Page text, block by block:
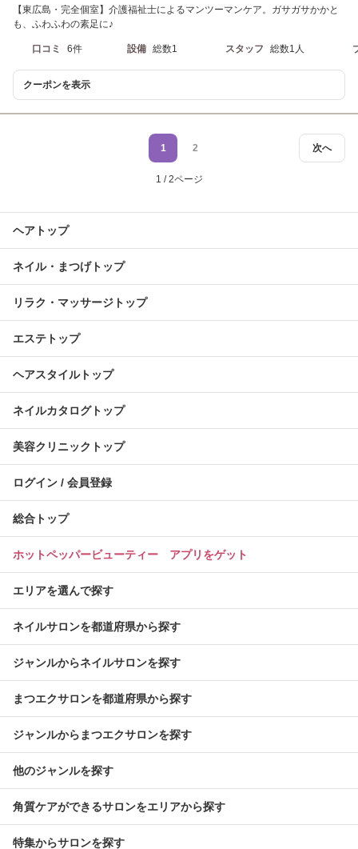
【東広島・完全個室】介護福祉士によるマンツーマンケア。ガサガサかかと
も、ふわふわの素足に♪
口コミ 6件 設備 総数1 スタッフ 総数1人
クーポンを表示
次へ
1 2
1 / 2ページ
ヘアトップ
ネイル・まつげトップ
リラク・マッサージトップ
エステトップ
ヘアスタイルトップ
ネイルカタログトップ
美容クリニックトップ
ログイン / 会員登録
総合トップ
ホットペッパービューティー アプリをゲット
エリアを選んで探す
ネイルサロンを都道府県から探す
ジャンルからネイルサロンを探す
まつエクサロンを都道府県から探す
ジャンルからまつエクサロンを探す
他のジャンルを探す
角質ケアができるサロンをエリアから探す
特集からサロンを探す